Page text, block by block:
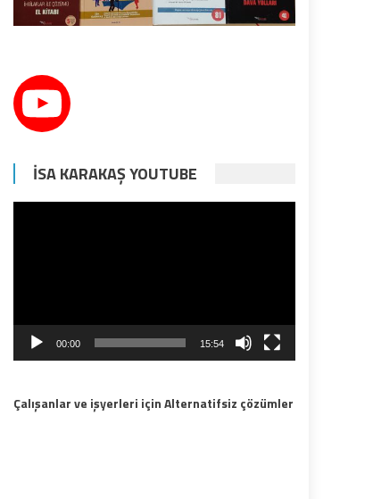
İSA KARAKAŞ YOUTUBE
00:00 15:54
Çalışanlar ve işyerleri için Alternatifsiz çözümler